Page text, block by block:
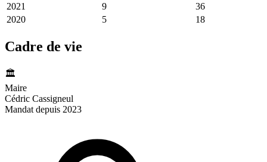
2021
9
36
2020
5 18
Cadre de vie
🏛️
Maire
Cédric Cassigneul
Mandat depuis 2023